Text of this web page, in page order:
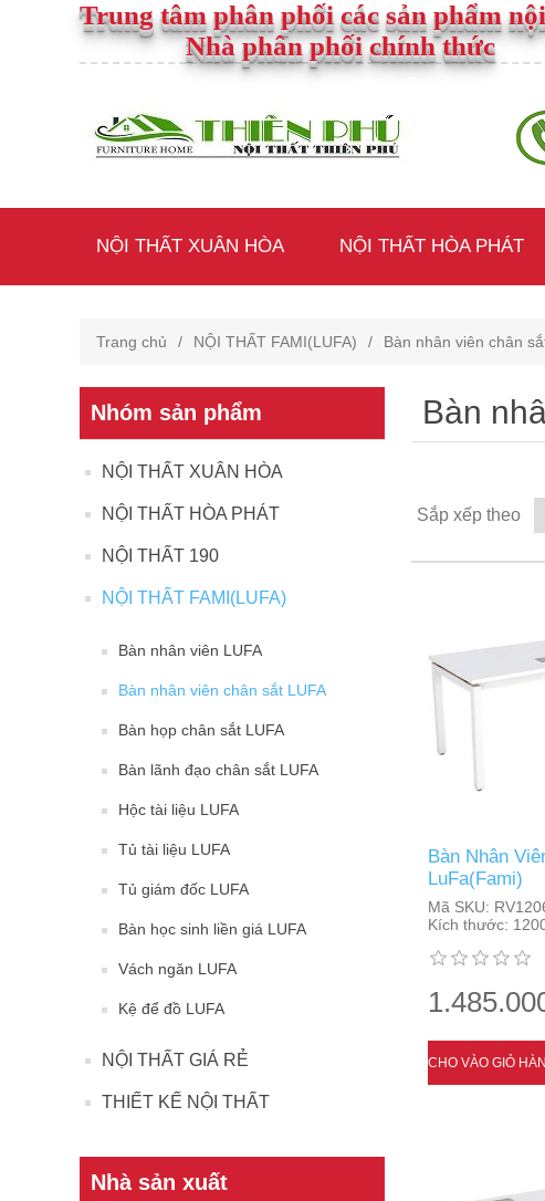
Trung tâm phân phối các sản phẩm
Nhà phân phối chính thức
NỘI THẤT XUÂN HÒA NỘI THẤT HÒA PHÁT
Trang chủ / NỘI THẤT FAMI(LUFA) / Bàn nhân viên chân
Nhóm sản phẩm
NỘI THẤT XUÂN HÒA
NỘI THẤT HÒA PHÁT
NỘI THẤT 190
NỘI THẤT FAMI(LUFA)
Bàn nhân viên LUFA
Bàn nhân viên chân sắt LUFA
Bàn họp chân sắt LUFA
Bàn lãnh đạo chân sắt LUFA
Hộc tài liệu LUFA
Tủ tài liệu LUFA
Tủ giám đốc LUFA
Bàn học sinh liền giá LUFA
Vách ngăn LUFA
Kệ để đồ LUFA
NỘI THẤT GIÁ RẺ
THIẾT KẾ NỘI THẤT
Nhà sản xuất
Bàn
Sắp xếp theo
Bàn Nhân
LuFa(Fami)
Mã SKU:
Kích thước: